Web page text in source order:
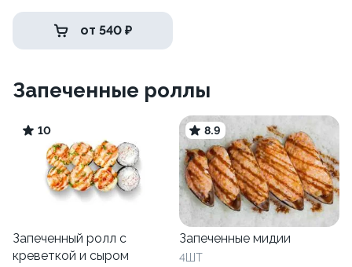
от 540 ₽
Запеченные роллы
10
Запеченный ролл с
креветкой и сыром
8.9
Запеченные мидии
4ШТ